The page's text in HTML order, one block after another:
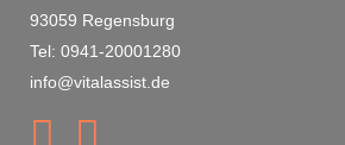
93059 Regensburg
Tel: 0941-20001280
info@vitalassist.de